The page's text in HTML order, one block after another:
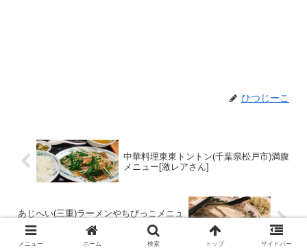
ひつじーこ
中華料理東東トントン(千葉県松戸市)満腹
メニュー[激レアさん]
あじへい(三重)ラーメンやちびっこメニュ
ー[ケンミンSHOW]
メニュー ホーム 検索 トップ サイドバー